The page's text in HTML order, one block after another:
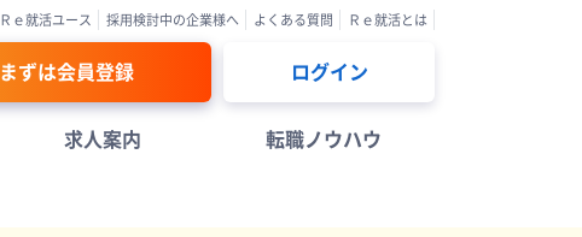
Ｒｅ就活ユース 採用検討中の企業様へ よくある質問 Ｒｅ就活とは
まずは会員登録 ログイン
求人案内 転職ノウハウ